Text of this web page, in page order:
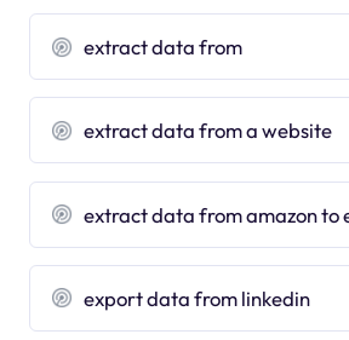
extract data from
extract data from a website
extract data from amazon to
export data from linkedin